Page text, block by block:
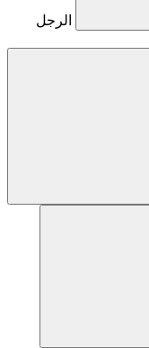
الرجل